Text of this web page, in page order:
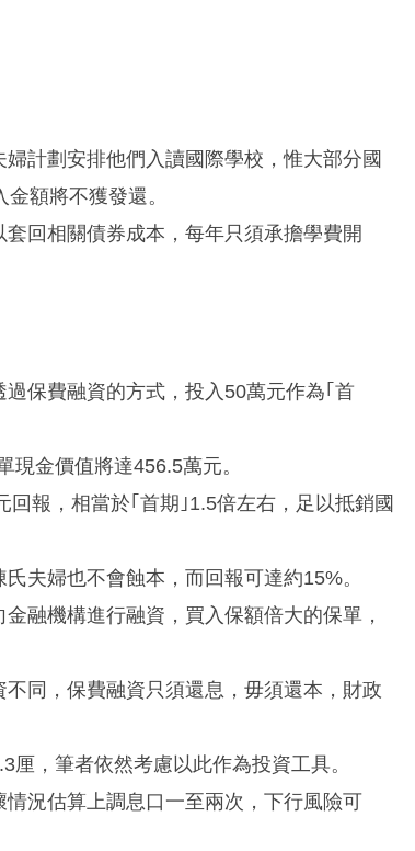
計劃安排他們入讀國際學校，惟大部分國
額將不獲發還。
回相關債券成本，每年只須承擔學費開
保費融資的方式，投入50萬元作為｢首
金價值將達456.5萬元。
報，相當於｢首期｣1.5倍左右，足以抵銷國
夫婦也不會蝕本，而回報可達約15%。
融機構進行融資，買入保額倍大的保單，
同，保費融資只須還息，毋須還本，財政
，筆者依然考慮以此作為投資工具。
況估算上調息口一至兩次，下行風險可